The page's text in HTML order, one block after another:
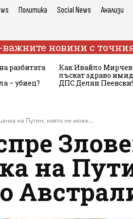
Политика Social News Анализи
новини с
разбитата
– убиец?
Как Ивайло Мирчев
лъскат здраво
ДПС Делян Пеевски!
на Путин, която не може...
на